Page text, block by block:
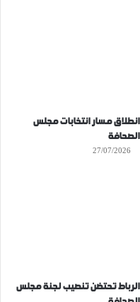
انطلاق مسار انتخابات مجلس
الصحافة
27/07/2026
الرباط تحتضن تنصيب لجنة مجلس